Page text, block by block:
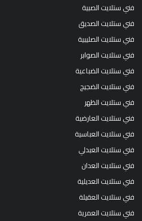
فني ستلايت الصبية
فني ستلايت الصديق
فني ستلايت الصليبية
فني ستلايت الصوابر
فني ستلايت الضباعية
فني ستلايت الضجيج
فني ستلايت الظهر
فني ستلايت العارضية
فني ستلايت العباسية
فني ستلايت العبدلي
فني ستلايت العدان
فني ستلايت العديلية
فني ستلايت العقيلة
فني ستلايت العمرية